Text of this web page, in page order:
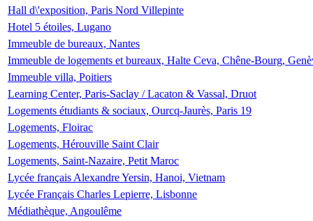
Hall d\'exposition, Paris Nord Villepinte
Hotel 5 étoiles, Lugano
Immeuble de bureaux, Nantes
Immeuble de logements et bureaux, Halte Ceva, Chêne-Bourg,
Immeuble villa, Poitiers
Learning Center, Paris-Saclay / Lacaton & Vassal, Druot
Logements étudiants & sociaux, Ourcq-Jaurès, Paris 19
Logements, Floirac
Logements, Hérouville Saint Clair
Logements, Saint-Nazaire, Petit Maroc
Lycée français Alexandre Yersin, Hanoi, Vietnam
Lycée Français Charles Lepierre, Lisbonne
Médiathèque, Angoulême